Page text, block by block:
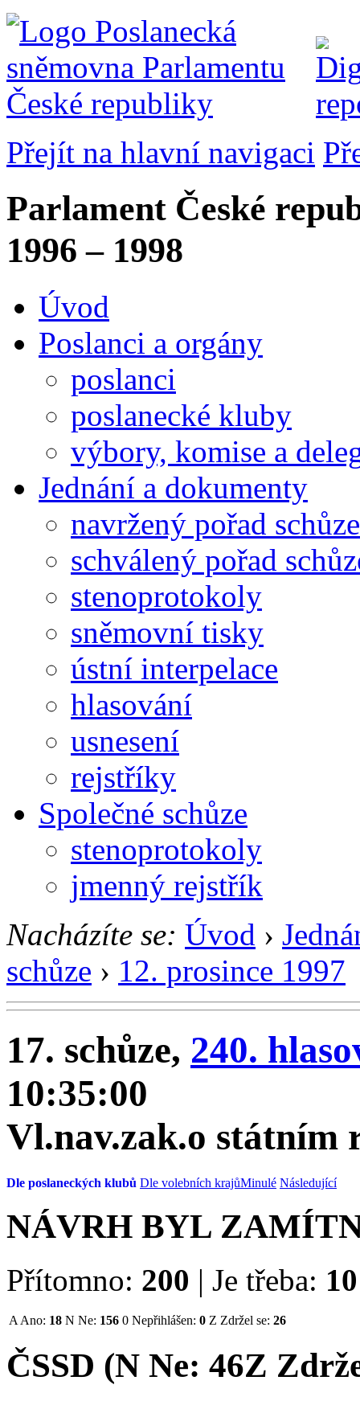
Přejít na hlavní navigaci
Parlament České
1996 – 1998
Úvod
Poslanci a orgány
poslanci
poslanecké kluby
výbory, komise a
Jednání a dokumenty
navržený pořad schůze
schválený pořad
stenoprotokoly
sněmovní tisky
ústní interpelace
hlasování
usnesení
rejstříky
Společné schůze
stenoprotokoly
jmenný rejstřík
Nacházíte se: Úvod ›
schůze › 12. prosince 1997
17. schůze, 240.
10:35:00
Vl.nav.zak.o státním
Dle poslaneckých klubů Dle volebních krajůMinulé Následující
NÁVRH BYL
Přítomno: 200 | Je třeba:
A Ano: 18 N Ne: 156 0 Nepřihlášen: 0 Z Zdržel se: 26
ČSSD (N Ne: 46Z